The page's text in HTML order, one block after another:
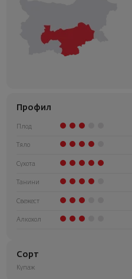
Профил
Плод
Тяло
Сухота
Танини
Свежест
Алкохол
Сорт
Купаж